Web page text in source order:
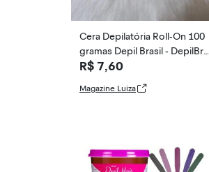
Cera Depilatória Roll-On 100
gramas Depil Brasil - DepilBra
sil, ALGAS
R$ 7,60
Magazine Luiza